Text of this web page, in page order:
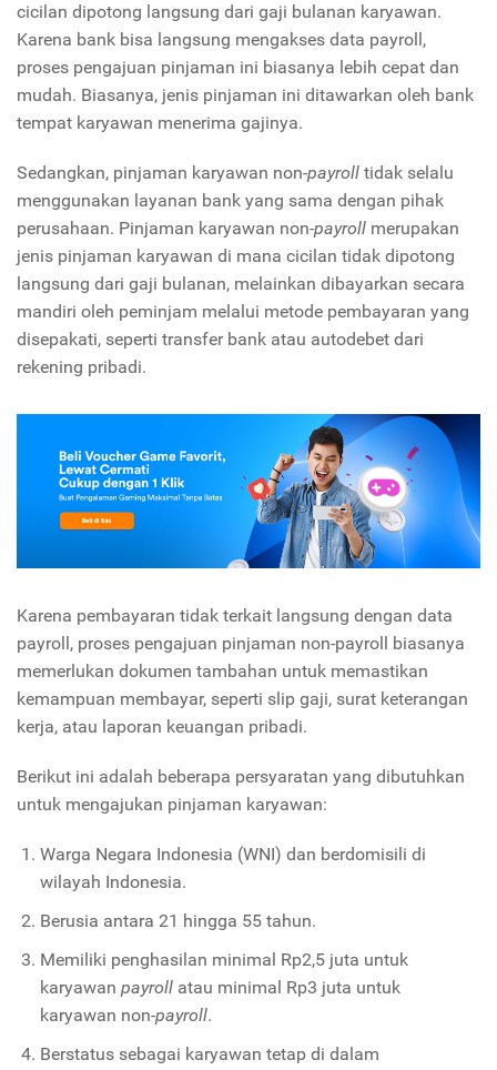
cicilan dipotong langsung dari gaji bulanan karyawan.
Karena bank bisa langsung mengakses data payroll,
proses pengajuan pinjaman ini biasanya lebih cepat dan
mudah. Biasanya, jenis pinjaman ini ditawarkan oleh bank
tempat karyawan menerima gajinya.
Sedangkan, pinjaman karyawan non-payroll tidak selalu
menggunakan layanan bank yang sama dengan pihak
perusahaan. Pinjaman karyawan non-payroll merupakan
jenis pinjaman karyawan di mana cicilan tidak dipotong
langsung dari gaji bulanan, melainkan dibayarkan secara
mandiri oleh peminjam melalui metode pembayaran yang
disepakati, seperti transfer bank atau autodebet dari
rekening pribadi.
Karena pembayaran tidak terkait langsung dengan data
payroll, proses pengajuan pinjaman non-payroll biasanya
memerlukan dokumen tambahan untuk memastikan
kemampuan membayar, seperti slip gaji, surat keterangan
kerja, atau laporan keuangan pribadi.
Berikut ini adalah beberapa persyaratan yang dibutuhkan
untuk mengajukan pinjaman karyawan:
Warga Negara Indonesia (WNI) dan berdomisili di
wilayah Indonesia.
Berusia antara 21 hingga 55 tahun.
Memiliki penghasilan minimal Rp2,5 juta untuk
karyawan payroll atau minimal Rp3 juta untuk
karyawan non-payroll.
Berstatus sebagai karyawan tetap di dalam